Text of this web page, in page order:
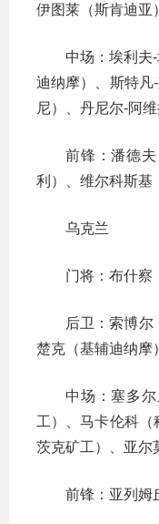
伊图莱（斯肯迪亚
中场：埃利夫
迪纳摩）、斯特凡
尼）、丹尼尔-阿
前锋：潘德
利）、维尔科斯基
乌克兰
门将：布什察
后卫：索博
楚克（基辅迪纳摩
中场：塞多
工）、马卡伦科
茨克矿工）、亚尔
前锋：亚列姆